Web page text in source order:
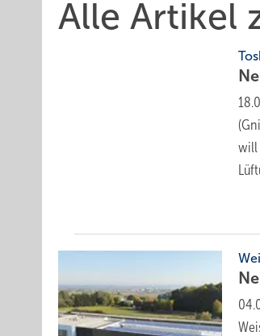
Alle Artikel
will